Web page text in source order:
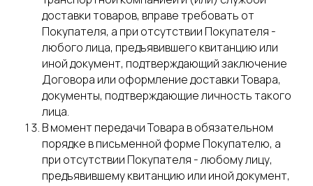
доставки товаров, вправе требовать от
Покупателя, а при отсутствии Покупателя -
любого лица, предъявившего квитанцию или
иной документ, подтверждающий заключение
Договора или оформление доставки Товара,
документы, подтверждающие личность такого
лица.
В момент передачи Товара в обязательном
порядке в письменной форме Покупателю, а
при отсутствии Покупателя - любому лицу,
предъявившему квитанцию или иной документ,